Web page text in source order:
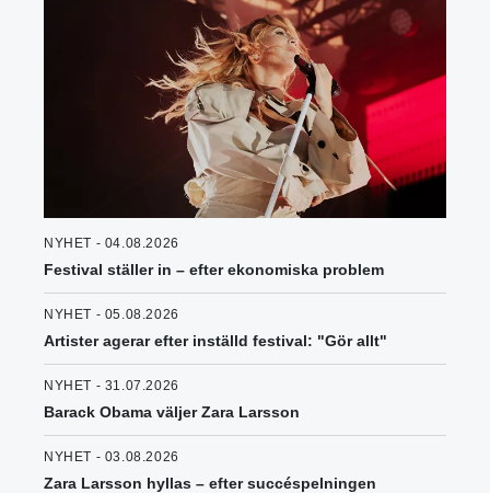
NYHET - 04.08.2026
Festival ställer in – efter ekonomiska problem
NYHET - 05.08.2026
Artister agerar efter inställd festival: "Gör allt"
NYHET - 31.07.2026
Barack Obama väljer Zara Larsson
NYHET - 03.08.2026
Zara Larsson hyllas – efter succéspelningen